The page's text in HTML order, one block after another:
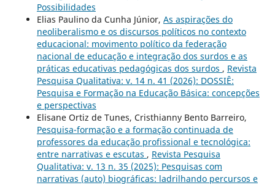
Possibilidades
Elias Paulino da Cunha Júnior, As aspirações do
neoliberalismo e os discursos políticos no contexto
educacional: movimento político da federação
nacional de educação e integração dos surdos e as
práticas educativas pedagógicas dos surdos , Revista
Pesquisa Qualitativa: v. 14 n. 41 (2026): DOSSIÊ:
Pesquisa e Formação na Educação Básica: concepções
e perspectivas
Elisane Ortiz de Tunes, Cristhianny Bento Barreiro,
Pesquisa-formação e a formação continuada de
professores da educação profissional e tecnológica:
entre narrativas e escutas , Revista Pesquisa
Qualitativa: v. 13 n. 35 (2025): Pesquisas com
narrativas (auto) biográficas: ladrilhando percursos e